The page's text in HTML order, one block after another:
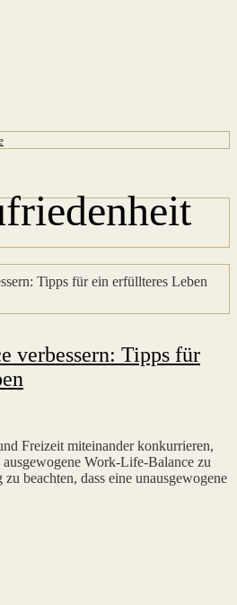
verbessern: Tipps für
Freizeit miteinander konkurrieren,
Work-Life-Balance zu
beachten, dass eine unausgewogene